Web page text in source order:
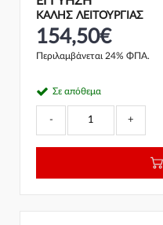
ΚΑΛΗΣ ΛΕΙΤΟΥΡΓΙΑΣ
154,50€
Περιλαμβάνεται 24% ΦΠΑ.
Σε απόθεμα
- +